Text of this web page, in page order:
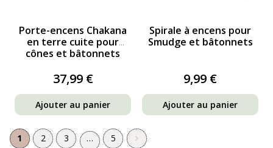
Porte-encens Chakana
en terre cuite pour
cônes et bâtonnets
37,99 €
Ajouter au panier
Spirale à encens pour
Smudge et bâtonnets
9,99 €
Ajouter au panier
1 2 3 … 5